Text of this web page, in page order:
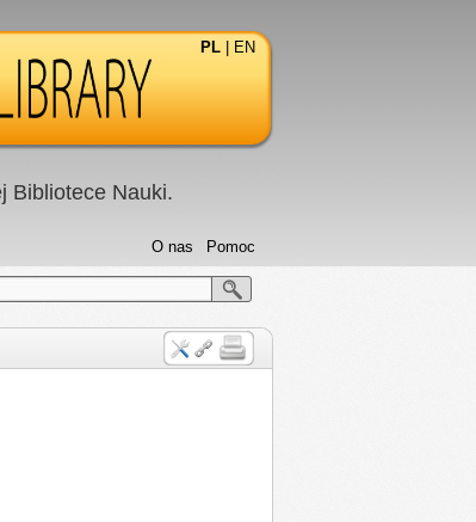
PL EN
Bibliotece Nauki.
Pomoc
O nas